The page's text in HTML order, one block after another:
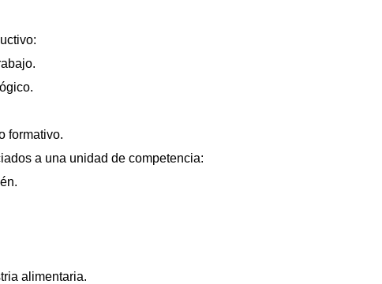
formativo.
a una unidad de competencia:
alimentaria.